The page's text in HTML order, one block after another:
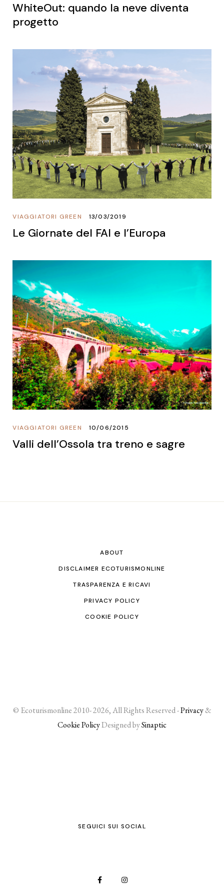
WhiteOut: quando la neve diventa
progetto
VIAGGIATORI GREEN 13/03/2019
Le Giornate del FAI e l’Europa
VIAGGIATORI GREEN 10/06/2015
Valli dell’Ossola tra treno e sagre
ABOUT
DISCLAIMER ECOTURISMONLINE
TRASPARENZA E RICAVI
PRIVACY POLICY
COOKIE POLICY
© Ecoturismonline 2010- 2026, All Rights Reserved -Privacy&
Cookie PolicyDesigned bySinaptic
SEGUICI SUI SOCIAL